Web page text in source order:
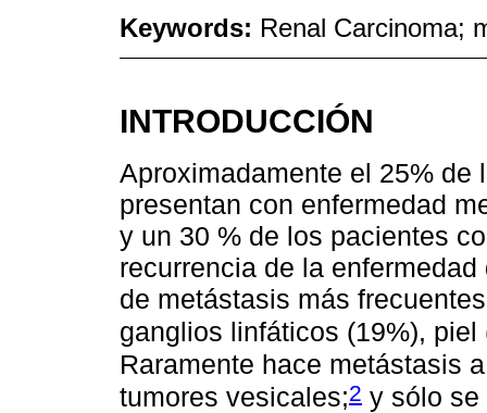
Keywords: Renal Carcinoma;
INTRODUCCIÓN
Aproximadamente el 25% de
presentan con enfermedad
y un 30 % de los pacientes
recurrencia de la
de metástasis más
ganglios linfáticos (19%),
Raramente hace metástasis
tumores vesicales;2 y sólo se